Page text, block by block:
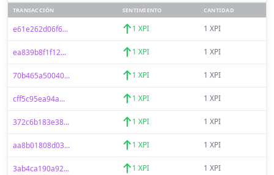
TRANSACCIÓN SENTIMIENTO CANTIDAD
e61e262d06f6... 1 XPI 1 XPI
ea839b8f1f12... 1 XPI 1 XPI
70b465a50040... 1 XPI 1 XPI
cff5c95ea94a... 1 XPI 1 XPI
372c6b183e38... 1 XPI 1 XPI
aa8b01808d03... 1 XPI 1 XPI
3ab4ca190a92... 1 XPI 1 XPI